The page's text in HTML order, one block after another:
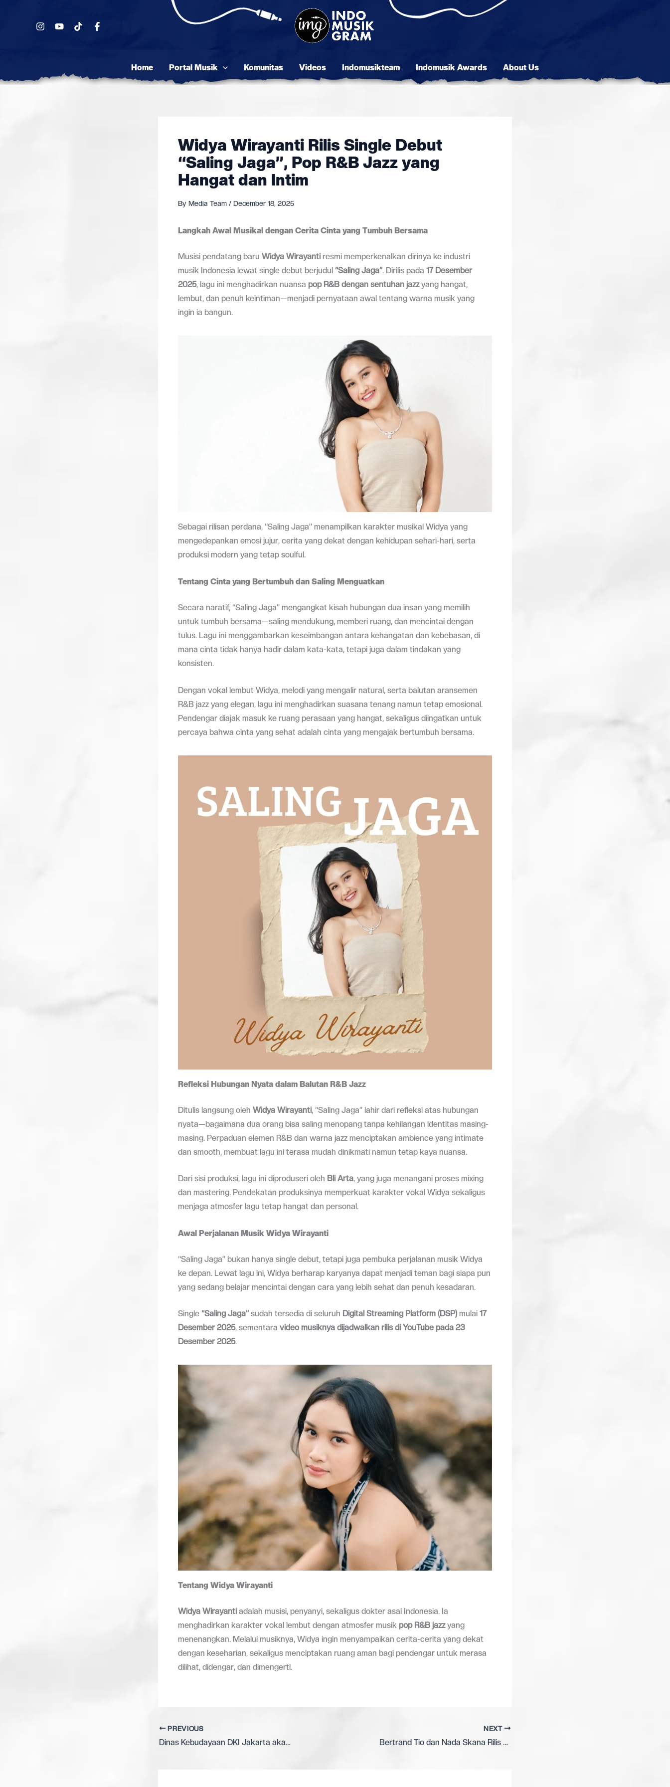
Home Portal Musik Komunitas Videos Indomusikteam Indomusik Awards About Us
Widya Wirayanti Rilis Single Debut
“Saling Jaga”, Pop R&B Jazz yang
Hangat dan Intim
By Media Team / December 18, 2025
Langkah Awal Musikal dengan Cerita Cinta yang Tumbuh Bersama
Musisi pendatang baru Widya Wirayantiresmi memperkenalkan dirinya ke industri
musik Indonesia lewat single debut berjudul “Saling Jaga”. Dirilis pada 17 Desember
2025, lagu ini menghadirkan nuansa pop R&B dengan sentuhan jazzyang hangat,
lembut, dan penuh keintiman—menjadi pernyataan awal tentang warna musik yang
ingin ia bangun.
Sebagai rilisan perdana, “Saling Jaga” menampilkan karakter musikal Widya yang
mengedepankan emosi jujur, cerita yang dekat dengan kehidupan sehari-hari, serta
produksi modern yang tetap soulful.
Tentang Cinta yang Bertumbuh dan Saling Menguatkan
Secara naratif, “Saling Jaga” mengangkat kisah hubungan dua insan yang memilih
untuk tumbuh bersama—saling mendukung, memberi ruang, dan mencintai dengan
tulus. Lagu ini menggambarkan keseimbangan antara kehangatan dan kebebasan, di
mana cinta tidak hanya hadir dalam kata-kata, tetapi juga dalam tindakan yang
konsisten.
Dengan vokal lembut Widya, melodi yang mengalir natural, serta balutan aransemen
R&B jazz yang elegan, lagu ini menghadirkan suasana tenang namun tetap emosional.
Pendengar diajak masuk ke ruang perasaan yang hangat, sekaligus diingatkan untuk
percaya bahwa cinta yang sehat adalah cinta yang mengajak bertumbuh bersama.
Refleksi Hubungan Nyata dalam Balutan R&B Jazz
Ditulis langsung oleh Widya Wirayanti, “Saling Jaga” lahir dari refleksi atas hubungan
nyata—bagaimana dua orang bisa saling menopang tanpa kehilangan identitas masing-
masing. Perpaduan elemen R&B dan warna jazz menciptakan ambience yang intimate
dan smooth, membuat lagu ini terasa mudah dinikmati namun tetap kaya nuansa.
Dari sisi produksi, lagu ini diproduseri oleh Bli Arta, yang juga menangani proses mixing
dan mastering. Pendekatan produksinya memperkuat karakter vokal Widya sekaligus
menjaga atmosfer lagu tetap hangat dan personal.
Awal Perjalanan Musik Widya Wirayanti
“Saling Jaga” bukan hanya single debut, tetapi juga pembuka perjalanan musik Widya
ke depan. Lewat lagu ini, Widya berharap karyanya dapat menjadi teman bagi siapa pun
yang sedang belajar mencintai dengan cara yang lebih sehat dan penuh kesadaran.
Single “Saling Jaga” sudah tersedia di seluruh Digital Streaming Platform (DSP) mulai 17
Desember 2025, sementara video musiknya dijadwalkan rilis di YouTube pada 23
Desember 2025.
Tentang Widya Wirayanti
Widya Wirayantiadalah musisi, penyanyi, sekaligus dokter asal Indonesia. Ia
menghadirkan karakter vokal lembut dengan atmosfer musik pop R&B jazzyang
menenangkan. Melalui musiknya, Widya ingin menyampaikan cerita-cerita yang dekat
dengan keseharian, sekaligus menciptakan ruang aman bagi pendengar untuk merasa
dilihat, didengar, dan dimengerti.
PREVIOUS
Dinas Kebudayaan DKI Jakarta akan Meluncurkan Mesin Pencarian Data Pelaku Seni dan Komunitas Bernama Jakarta Cultural Directory
NEXT
Bertrand Tio dan Nada Skana Rilis Single Kolaborasi “Hompimpa”, Nostalgia Masa Kecil dalam Balutan R&B dan EDM Modern